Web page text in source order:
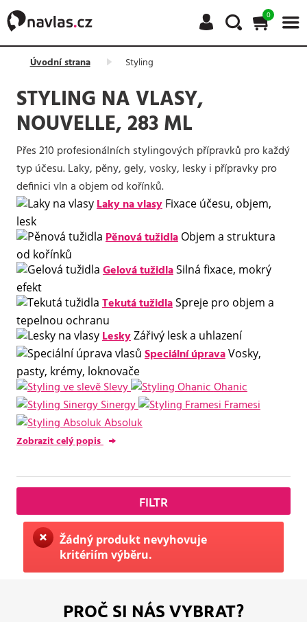
0
Úvodní strana Styling
STYLING NA VLASY,
NOUVELLE, 283 ML
Přes 210 profesionálních stylingových přípravků pro každý
typ účesu. Laky, pěny, gely, vosky, lesky i přípravky pro
definici vln a objem od kořínků.
Laky na vlasy Fixace účesu, objem,
lesk
Pěnová tužidla Objem a struktura
od kořínků
Gelová tužidlaSilná fixace, mokrý
efekt
Tekutá tužidlaSpreje pro objem a
tepelnou ochranu
LeskyZářivý lesk a uhlazení
Speciální úpravaVosky,
pasty, krémy, loknovače
Slevy
Ohanic
Sinergy
Framesi
Absoluk
Zobrazit celý popis
FILTR
Žádný produkt nevyhovuje
kritériím výběru.
PROČ SI NÁS VYBRAT?